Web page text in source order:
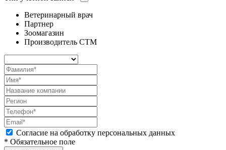
Ветеринарный врач
Партнер
Зоомагазин
Производитель СТМ
Согласие на обработку персональных данных
* Обязательное поле